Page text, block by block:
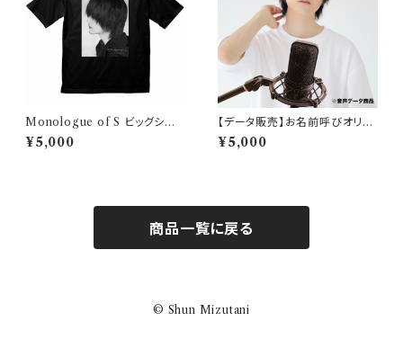
Monologue of S ビッグシル
エットTシャツ
¥5,000
【データ販売】お名前呼びオリジ
ナルボイスメッセージ
¥5,000
商品一覧に戻る
© Shun Mizutani